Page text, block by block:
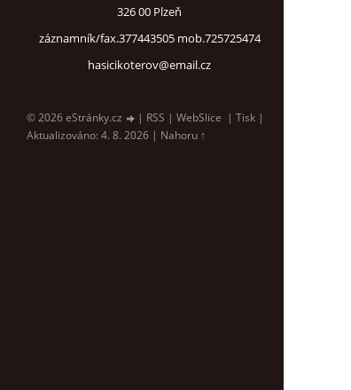
326 00 Plzeň
záznamník/fax.377443505 mob.725725474
hasicikoterov@email.cz
© 2026 eStránky.cz | RSS | WebSlice | Tisk |
Aktualizováno: 4. 8. 2026 | Nahoru ↑